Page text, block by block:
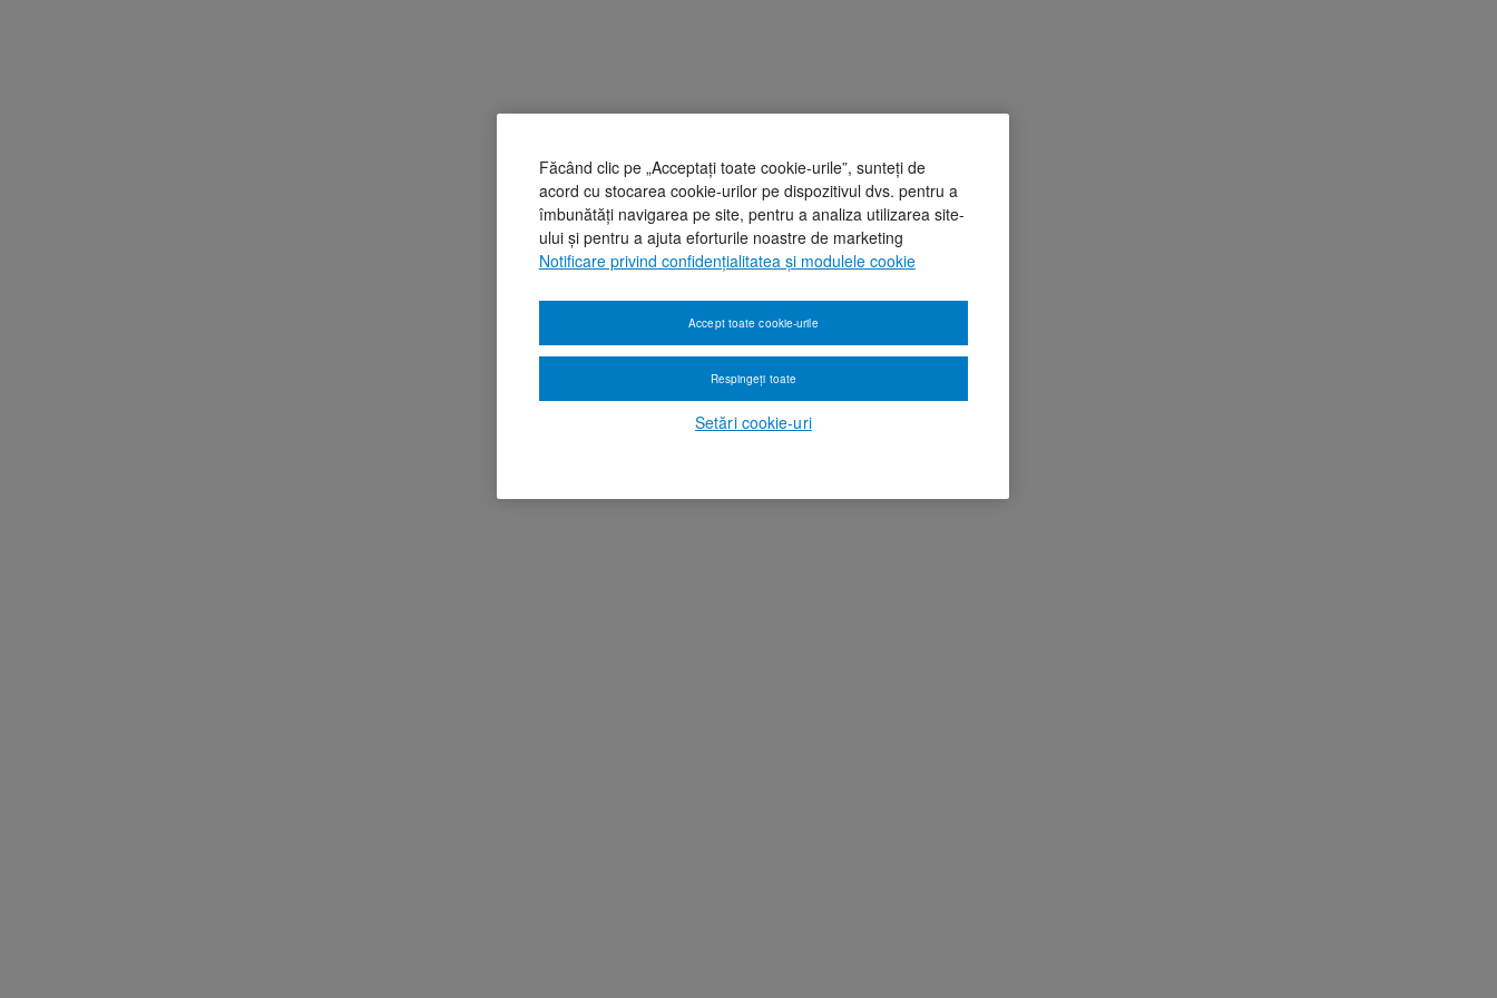
Făcând clic pe „Acceptați toate cookie-urile”, sunteți de
acord cu stocarea cookie-urilor pe dispozitivul dvs. pentru a
îmbunătăți navigarea pe site, pentru a analiza utilizarea site-
ului și pentru a ajuta eforturile noastre de marketing
Notificare privind confidențialitatea și modulele cookie
Setări cookie-uri
Respingeți toate
Accept toate cookie-urile